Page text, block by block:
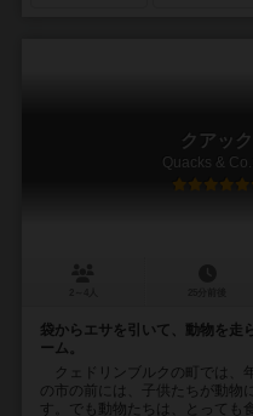
クアッ
Quacks &
袋からエサを引いて、動物を走
ーム。
クェドリンブルクの町では、
の市の前には、子供たちが動物
す。でも動物たちは、とっても